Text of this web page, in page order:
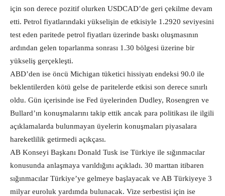
için son derece pozitif olurken USDCAD’de geri çekilme devam
etti. Petrol fiyatlarındaki yükselişin de etkisiyle 1.2920 seviyesini
test eden paritede petrol fiyatları üzerinde baskı oluşmasının
ardından gelen toparlanma sonrası 1.30 bölgesi üzerine bir
yükseliş gerçekleşti.
ABD’den ise öncü Michigan tüketici hissiyatı endeksi 90.0 ile
beklentilerden kötü gelse de paritelerde etkisi son derece sınırlı
oldu. Gün içerisinde ise Fed üyelerinden Dudley, Rosengren ve
Bullard’ın konuşmalarını takip ettik ancak para politikası ile ilgili
açıklamalarda bulunmayan üyelerin konuşmaları piyasalara
hareketlilik getirmedi açıkçası.
AB Konseyi Başkanı Donald Tusk ise Türkiye ile sığınmacılar
konusunda anlaşmaya varıldığını açıkladı. 30 marttan itibaren
sığınmacılar Türkiye’ye gelmeye başlayacak ve AB Türkiyeye 3
milyar euroluk yardımda bulunacak. Vize serbestisi için ise